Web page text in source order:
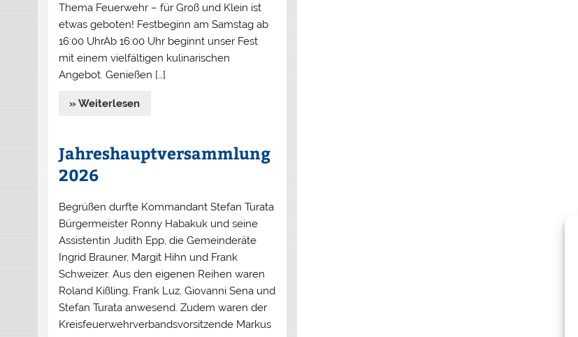
Thema Feuerwehr – für Groß und Klein ist
etwas geboten! Festbeginn am Samstag ab
16:00 UhrAb 16:00 Uhr beginnt unser Fest
mit einem vielfältigen kulinarischen
Angebot. Genießen […]
» Weiterlesen
Jahreshauptversammlung
2026
Begrüßen durfte Kommandant Stefan Turata
Bürgermeister Ronny Habakuk und seine
Assistentin Judith Epp, die Gemeinderäte
Ingrid Brauner, Margit Hihn und Frank
Schweizer. Aus den eigenen Reihen waren
Roland Kißling, Frank Luz, Giovanni Sena und
Stefan Turata anwesend. Zudem waren der
Kreisfeuerwehrverbandsvorsitzende Markus